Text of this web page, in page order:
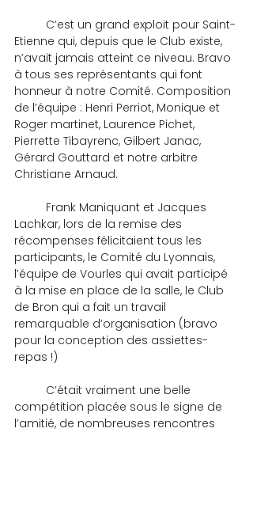
Etienne qui, depuis que le Club existe,
n’avait jamais atteint ce niveau. Bravo
à tous ses représentants qui font
honneur à notre Comité. Composition
de l’équipe : Henri Perriot, Monique et
Roger martinet, Laurence Pichet,
Pierrette Tibayrenc, Gilbert Janac,
Gérard Gouttard et notre arbitre
Christiane Arnaud.
Lachkar, lors de la remise des
récompenses félicitaient tous les
participants, le Comité du Lyonnais,
l’équipe de Vourles qui avait participé
à la mise en place de la salle, le Club
de Bron qui a fait un travail
remarquable d’organisation (bravo
pour la conception des assiettes-
repas !)
compétition placée sous le signe de
l’amitié, de nombreuses rencontres